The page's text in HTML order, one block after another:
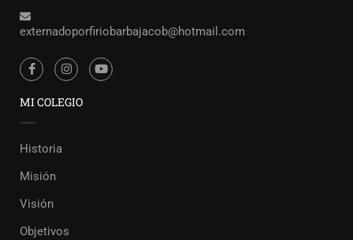
externadoporfiriobarbajacob@hotmail.com
MI COLEGIO
Historia
Misión
Visión
Objetivos